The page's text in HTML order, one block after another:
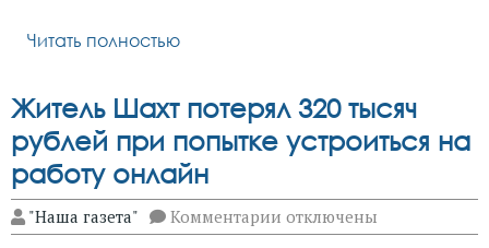
Читать полностью
Житель Шахт потерял 320 тысяч
рублей при попытке устроиться на
работу онлайн
"Наша газета" Комментарии к
записи
отключены